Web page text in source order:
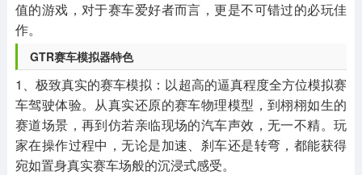
值的游戏，对于赛车爱好者而言，更是不可错过的必玩佳
作。
GTR赛车模拟器特色
1、极致真实的赛车模拟：以超高的逼真程度全方位模拟赛
车驾驶体验。从真实还原的赛车物理模型，到栩栩如生的
赛道场景，再到仿若亲临现场的汽车声效，无一不精。玩
家在操作过程中，无论是加速、刹车还是转弯，都能获得
宛如置身真实赛车场般的沉浸式感受。